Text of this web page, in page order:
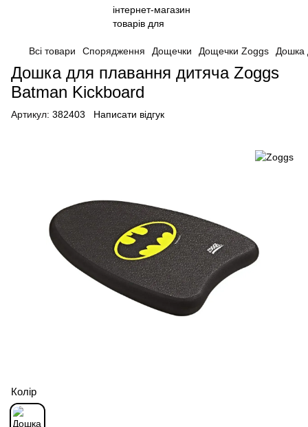
Всі товари Спорядження Дощечки Дощечки Zoggs Дошка
Дошка для плавання дитяча Zoggs
Batman Kickboard
Артикул: 382403 Написати відгук
Колір